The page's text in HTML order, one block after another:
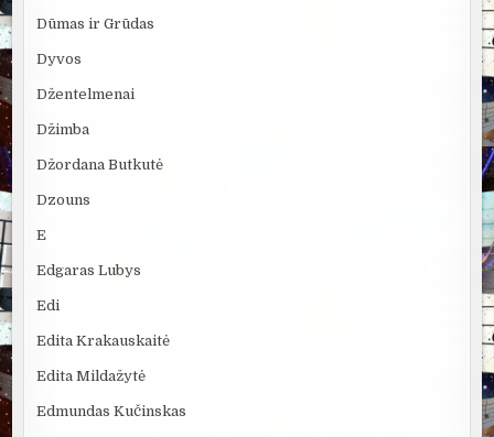
Dūmas ir Grūdas
Dyvos
Džentelmenai
Džimba
Džordana Butkutė
Dzouns
E
Edgaras Lubys
Edi
Edita Krakauskaitė
Edita Mildažytė
Edmundas Kučinskas